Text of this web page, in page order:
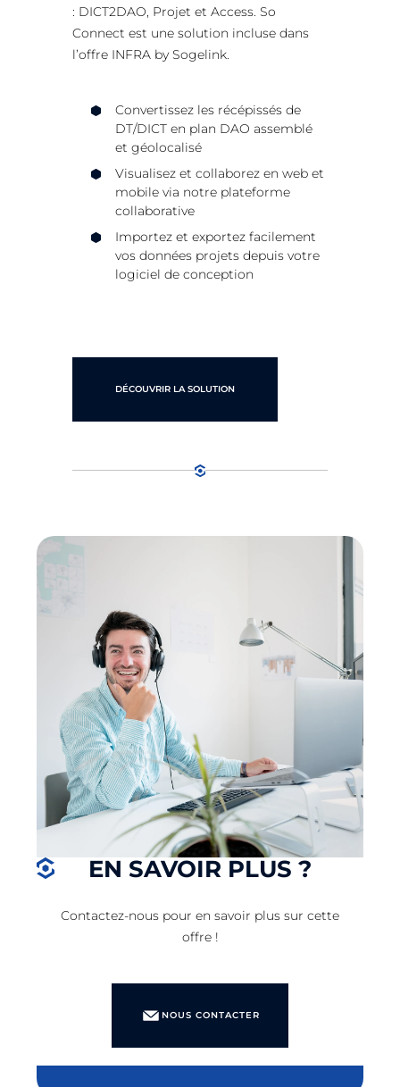
: DICT2DAO, Projet et Access. So
Connect est une solution incluse dans
l’offre INFRA by Sogelink.
Convertissez les récépissés de
DT/DICT en plan DAO assemblé
et géolocalisé
Visualisez et collaborez en web et
mobile via notre plateforme
collaborative
Importez et exportez facilement
vos données projets depuis votre
logiciel de conception
DÉCOUVRIR LA SOLUTION
EN SAVOIR PLUS ?
Contactez-nous pour en savoir plus sur cette
offre !
NOUS CONTACTER